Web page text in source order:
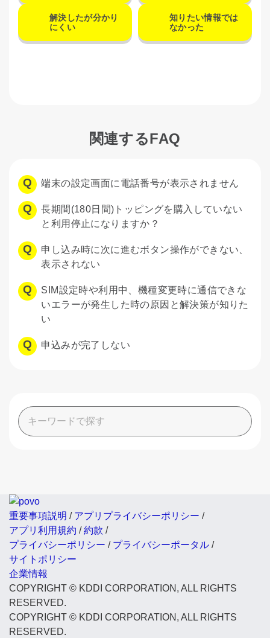
解決したが分かり
にくい
知りたい情報では
なかった
関連するFAQ
端末の設定画面に電話番号が表示されません
長期間(180日間)トッピングを購入していない
と利用停止になりますか？
申し込み時に次に進むボタン操作ができない、
表示されない
SIM設定時や利用中、機種変更時に通信できな
いエラーが発生した時の原因と解決策が知りた
い
申込みが完了しない
重要事項説明 / アプリプライバシーポリシー /
アプリ利用規約 /約款 /
プライバシーポリシー / プライバシーポータル /
サイトポリシー
企業情報
COPYRIGHT © KDDI CORPORATION, ALL RIGHTS
RESERVED.
COPYRIGHT © KDDI CORPORATION, ALL RIGHTS
RESERVED.